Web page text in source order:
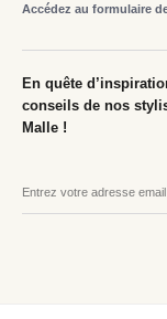
Accédez au formulaire
En quête
conseils de nos
Malle !